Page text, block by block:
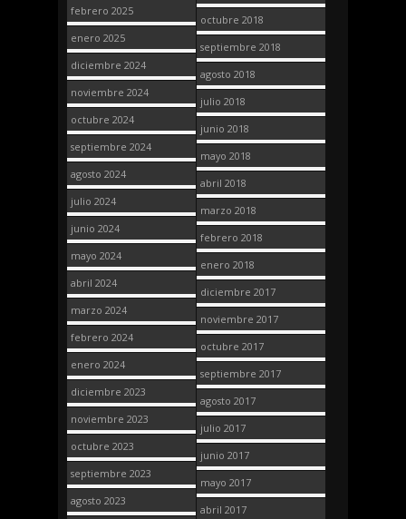
febrero 2025
enero 2025
diciembre 2024
noviembre 2024
octubre 2024
septiembre 2024
agosto 2024
julio 2024
junio 2024
mayo 2024
abril 2024
marzo 2024
febrero 2024
enero 2024
diciembre 2023
noviembre 2023
octubre 2023
septiembre 2023
agosto 2023
octubre 2018
septiembre 2018
agosto 2018
julio 2018
junio 2018
mayo 2018
abril 2018
marzo 2018
febrero 2018
enero 2018
diciembre 2017
noviembre 2017
octubre 2017
septiembre 2017
agosto 2017
julio 2017
junio 2017
mayo 2017
abril 2017